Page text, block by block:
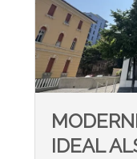
IDEAL